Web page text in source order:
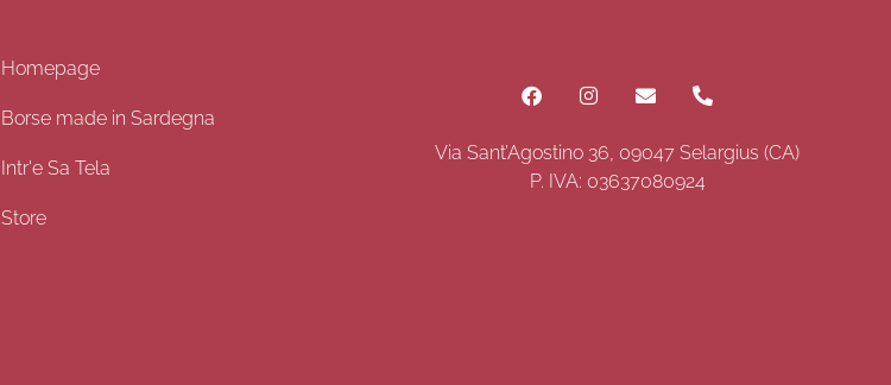
Homepage
Borse made in Sardegna
Intr'e Sa Tela
Store
Via Sant’Agostino 36, 09047 Selargius (CA)
P. IVA: 03637080924